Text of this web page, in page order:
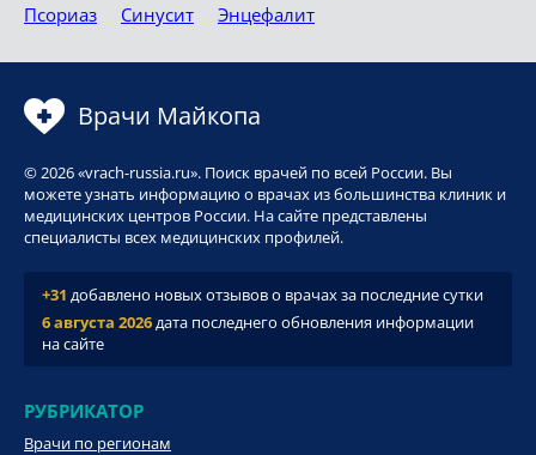
Псориаз
Синусит Энцефалит
Врачи Майкопа
© 2026 «vrach-russia.ru». Поиск врачей по всей России. Вы
можете узнать информацию о врачах из большинства клиник и
медицинских центров России. На сайте представлены
специалисты всех медицинских профилей.
+31 добавлено новых отзывов о врачах за последние сутки
6 августа 2026дата последнего обновления информации
на сайте
РУБРИКАТОР
Врачи по регионам